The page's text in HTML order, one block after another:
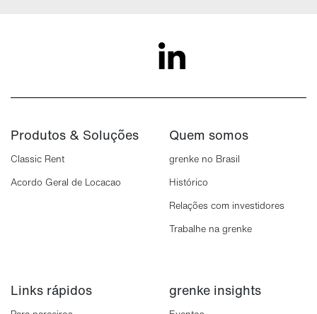
Produtos & Soluções
Classic Rent
Acordo Geral de Locacao
Quem somos
grenke no Brasil
Histórico
Relações com investidores
Trabalhe na grenke
Links rápidos grenke insights